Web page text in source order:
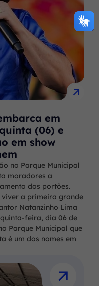
em
(06) e
em show
no Parque Municipal
moradores a
dos portões.
viver a primeira grande
Natanzinho Lima
feira, dia 06 de
Parque Municipal que
é um dos nomes em